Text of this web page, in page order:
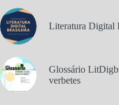
Literatura Digital
Glossário
verbetes